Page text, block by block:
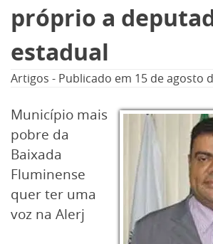
Cidades
Política
Informe especial
próprio a
estadual
Artigos - Publicado em 15 de agosto
Município mais
pobre da
Baixada
Fluminense
quer ter uma
voz na Alerj